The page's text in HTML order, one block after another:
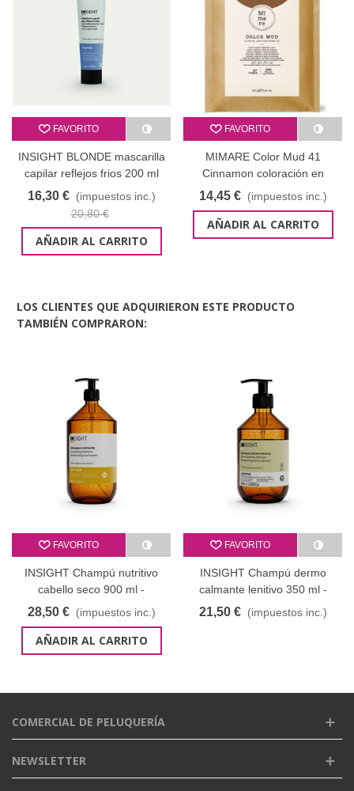
FAVORITO
INSIGHT BLONDE mascarilla
capilar reflejos frios 200 ml
16,30 € (impuestos inc.)
20,80 €
AÑADIR AL CARRITO
FAVORITO
MIMARE Color Mud 41
Cinnamon coloración en
barro+ ch de regalo
14,45 € (impuestos inc.)
AÑADIR AL CARRITO
LOS CLIENTES QUE ADQUIRIERON ESTE PRODUCTO
TAMBIÉN COMPRARON:
FAVORITO
INSIGHT Champú nutritivo
cabello seco 900 ml -
Nourising Cristal
28,50 € (impuestos inc.)
AÑADIR AL CARRITO
FAVORITO
INSIGHT Champú dermo
calmante lenitivo 350 ml -
Lenitive Cristal
21,50 € (impuestos inc.)
COMERCIAL DE PELUQUERÍA
NEWSLETTER